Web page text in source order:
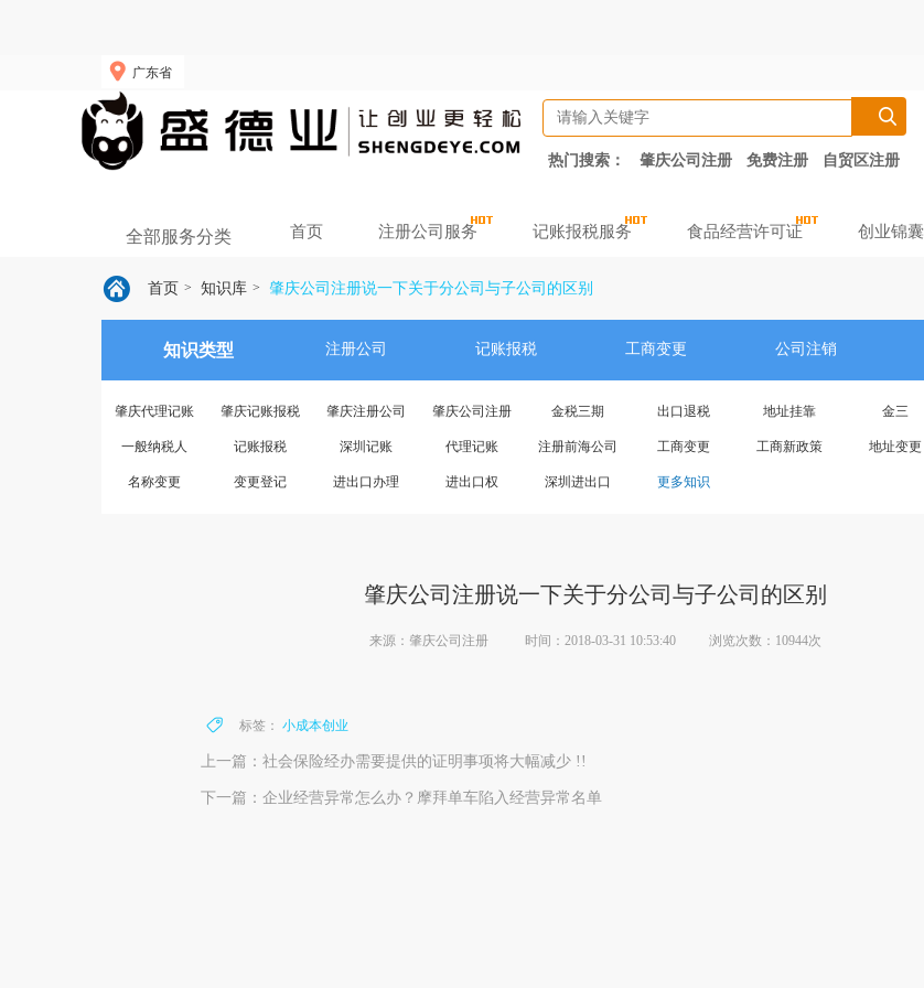
广东省
热门搜索： 肇庆公司注册 免费注册 自贸区注册
全部服务分类 首页 注册公司服务 记账报税服务 食品经营许可证 创业锦囊
首页 > 知识库 > 肇庆公司注册说一下关于分公司与子公司的区别
知识类型 注册公司 记账报税 工商变更 公司注销
肇庆代理记账 肇庆记账报税 肇庆注册公司 肇庆公司注册 金税三期 出口退税 地址挂靠 金三
一般纳税人 记账报税 深圳记账 代理记账 注册前海公司 工商变更 工商新政策 地址变更
名称变更 变更登记 进出口办理 进出口权 深圳进出口 更多知识
肇庆公司注册说一下关于分公司与子公司的区别
来源：肇庆公司注册 时间：2018-03-31 10:53:40 浏览次数：10944次
标签： 小成本创业
上一篇：社会保险经办需要提供的证明事项将大幅减少 !!
下一篇：企业经营异常怎么办？摩拜单车陷入经营异常名单